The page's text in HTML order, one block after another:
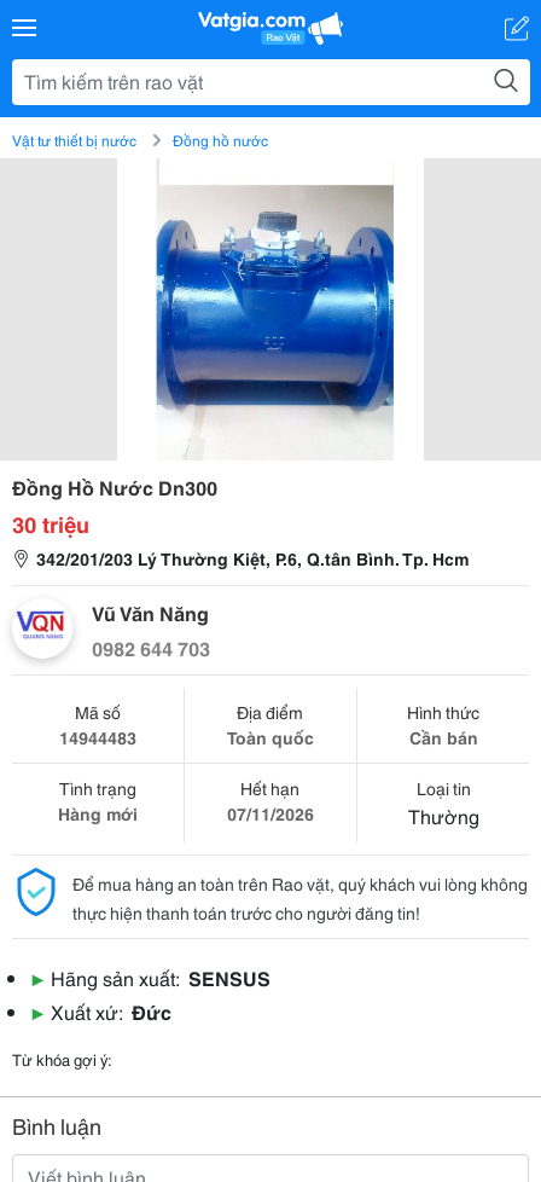
Vật tư thiết bị nước Đồng hồ nước
Đồng Hồ Nước Dn300
30 triệu
342/201/203 Lý Thường Kiệt, P.6, Q.tân Bình. Tp. Hcm
Vũ Văn Năng
0982 644 703
Mã số
14944483
Địa điểm
Toàn quốc
Hình thức
Cần bán
Tình trạng
Hàng mới
Hết hạn
07/11/2026
Loại tin
Thường
Để mua hàng an toàn trên Rao vặt, quý khách vui lòng không
thực hiện thanh toán trước cho người đăng tin!
▶ Hãng sản xuất: SENSUS
▶ Xuất xứ: Đức
Từ khóa gợi ý:
Bình luận